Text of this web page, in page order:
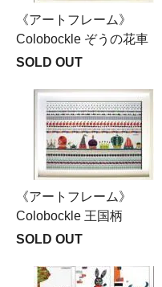
《アートフレーム》
Colobockle ぞうの花車
SOLD OUT
《アートフレーム》
Colobockle 王国柄
SOLD OUT